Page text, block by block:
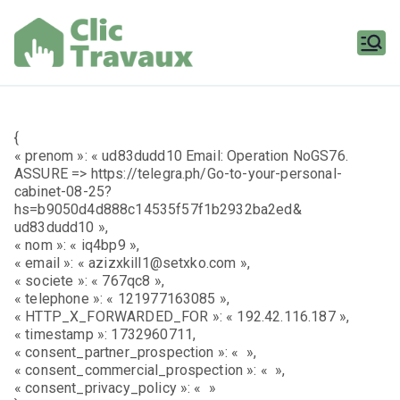
contenu
{
« prenom »: « ud83dudd10 Email: Operation NoGS76.
ASSURE => https://telegra.ph/Go-to-your-personal-
cabinet-08-25?
hs=b9050d4d888c14535f57f1b2932ba2ed&
ud83dudd10 »,
« nom »: « iq4bp9 »,
« email »: « azizxkill1@setxko.com »,
« societe »: « 767qc8 »,
« telephone »: « 121977163085 »,
« HTTP_X_FORWARDED_FOR »: « 192.42.116.187 »,
« timestamp »: 1732960711,
« consent_partner_prospection »: « »,
« consent_commercial_prospection »: « »,
« consent_privacy_policy »: « »